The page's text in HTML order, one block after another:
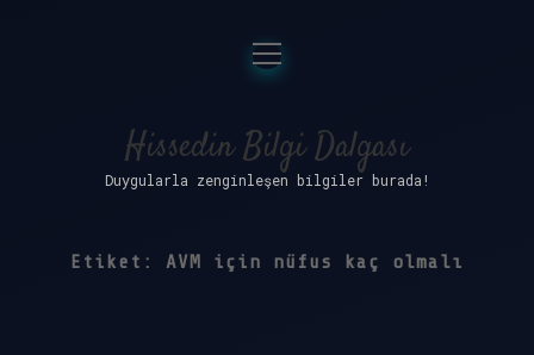
Anasayfa
Gizlilik Politikası
Yasal Uyarı
menüyü
aç
Hissedin Bilgi Dalgası
Duygularla zenginleşen bilgiler burada!
Etiket: AVM için nüfus kaç olmalı